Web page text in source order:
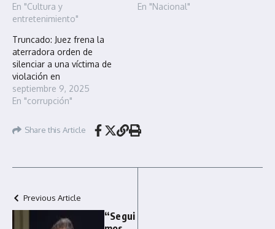
En "Cultura y
entretenimiento"
En "Nacional"
Truncado: Juez frena la
aterradora orden de
silenciar a una víctima de
violación en
septiembre 9, 2025
En "corrupción"
Share this Article
Previous Article
“Segui